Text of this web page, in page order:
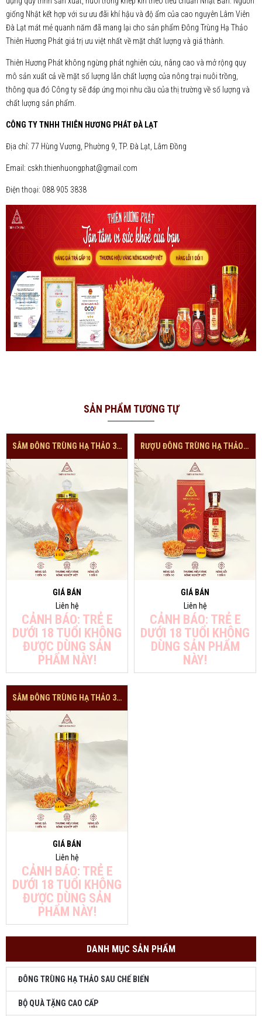
giống Nhật kết hợp với sư ưu đãi khí hậu và độ ẩm của cao nguyên Lâm Viên
Đà Lạt mát mẻ quanh năm đã mang lại cho sản phẩm Đông Trùng Hạ Thảo
Thiên Hương Phát giá trị ưu việt nhất về mặt chất lượng và giá thành.
Thiên Hương Phát không ngừng phát nghiên cứu, nâng cao và mở rộng quy
mô sản xuất cả về mặt số lượng lẫn chất lượng của nông trại nuôi trồng,
thông qua đó Công ty sẽ đáp ứng mọi nhu cầu của thị trường về số lượng và
chất lượng sản phẩm.
CÔNG TY TNHH THIÊN HƯƠNG PHÁT ĐÀ LẠT
Địa chỉ: 77 Hùng Vương, Phường 9, TP. Đà Lạt, Lâm Đồng
Email: cskh.thienhuongphat@gmail.com
Điện thoại: 088 905 3838
SẢN PHẨM TƯƠNG TỰ
SÂM ĐÔNG TRÙNG HẠ THẢO 3 LÍT
GIÁ BÁN
Liên hệ
CẢNH BÁO: TRẺ E
DƯỚI 18 TUỔI KHÔNG
ĐƯỢC DÙNG SẢN
PHẨM NÀY!
RƯỢU ĐÔNG TRÙNG HẠ THẢO 700 ML
GIÁ BÁN
Liên hệ
CẢNH BÁO: TRẺ E
DƯỚI 18 TUỔI KHÔNG
DÙNG SẢN PHẨM
NÀY!
SÂM ĐÔNG TRÙNG HẠ THẢO 3.8 LÍT
GIÁ BÁN
Liên hệ
CẢNH BÁO: TRẺ E
DƯỚI 18 TUỔI KHÔNG
ĐƯỢC DÙNG SẢN
PHẨM NÀY!
DANH MỤC SẢN PHẨM
ĐÔNG TRÙNG HẠ THẢO SAU CHẾ BIẾN
BỘ QUÀ TẶNG CAO CẤP